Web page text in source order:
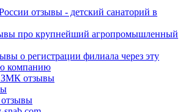
отзывы - детский санаторий в
про крупнейший агропромышленный
о регистрации филиала через эту
компанию
ЗМК отзывы